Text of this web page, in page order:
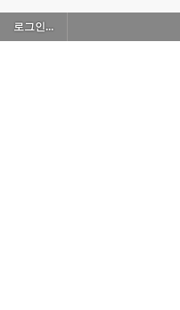
로그인...